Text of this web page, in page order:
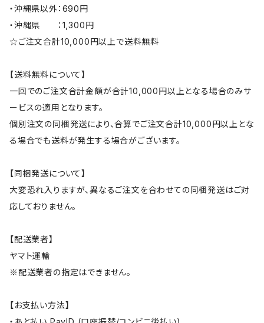
・沖縄県以外：690円
・沖縄県 ：1,300円
☆ご注文合計10,000円以上で送料無料
【送料無料について】
一回でのご注文合計金額が合計10,000円以上となる場合のみサ
ービスの適用となります。
個別注文の同梱発送により、合算でご注文合計10,000円以上とな
る場合でも送料が発生する場合がございます。
【同梱発送について】
大変恐れ入りますが、異なるご注文を合わせての同梱発送はご対
応しておりません。
【配送業者】
ヤマト運輸
※配送業者の指定はできません。
【お支払い方法】